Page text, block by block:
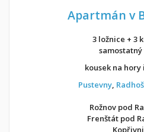
Apartmán v
3 ložnice + 3
samostatný
kousek na hory
Pustevny,
Rožnov pod
Frenštát pod